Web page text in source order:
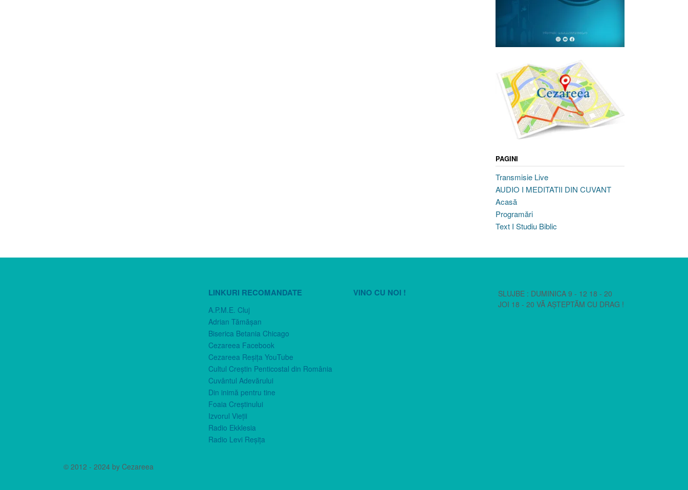
PAGINI
Transmisie Live
AUDIO I MEDITATII DIN CUVANT
Acasă
Programări
Text I Studiu Biblic
LINKURI RECOMANDATE
A.P.M.E. Cluj
Adrian Tămăşan
Biserica Betania Chicago
Cezareea Facebook
Cezareea Reşiţa YouTube
Cultul Creştin Penticostal din România
Cuvântul Adevărului
Din inimă pentru tine
Foaia Creştinului
Izvorul Vieţii
Radio Ekklesia
Radio Levi Reşiţa
VINO CU NOI !
SLUJBE : DUMINICA 9 - 12 18 - 20
JOI 18 - 20 VĂ AȘTEPTĂM CU DRAG !
© 2012 - 2024 by Cezareea